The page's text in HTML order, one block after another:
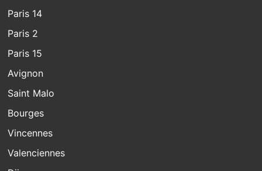
Paris 14
Paris 2
Paris 15
Avignon
Saint Malo
Bourges
Vincennes
Valenciennes